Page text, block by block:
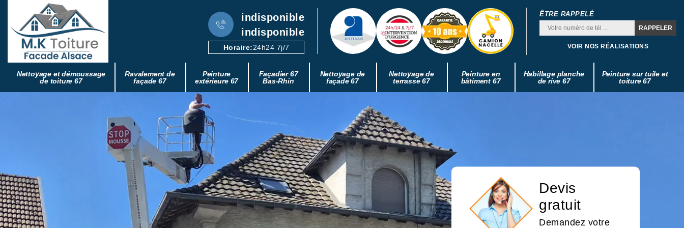
indisponible
indisponible
Horaire:24h24 7j/7
ÊTRE RAPPELÉ
VOIR NOS RÉALISATIONS
Nettoyage et démoussage
de toiture 67
Ravalement de
façade 67
Peinture
extérieure 67
Façadier 67
Bas-Rhin
Nettoyage de
façade 67
Nettoyage de
terrasse 67
Peinture en
bâtiment 67
Habillage planche
de rive 67
Peinture sur tuile et
toiture 67
Devis
gratuit
Demandez votre